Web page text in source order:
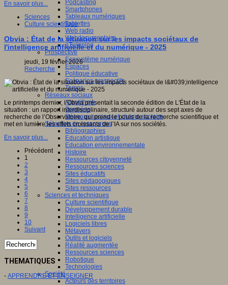
Podcasting
Smartphones
Tableaux numériques
Tablettes
Web radio
Webdocumentaire
eTwinning
Prospective
Ecosystème numérique
Espaces
Politique éducative
Scénarios prospectifs
Temps
Réseaux sociaux
Algorithme
Données
Réseaux sociaux et champ scolaire
Sélection de ressources
Bibliographies
Education artistique
Education environnementale
Histoire
Ressources citoyenneté
Ressources sciences
Sites éducatifs
Sites pédagogiques
Sites ressources
Sciences et techniques
Culture scientifique
Développement durable
Intelligence artificielle
Logiciels libres
Métavers
Outils et logiciels
Réalité augmentée
Ressources sciences
Robotique
Technologies
Société
Acteurs des territoires
En savoir plus...
Sciences
Culture scientifique
Obvia : État de la situation sur les impacts sociétaux de
l'intelligence artificielle et du numérique - 2025
jeudi, 19 février 2026
Recherche
Le printemps dernier, l’Obvia présentait la seconde édition de L'État de la
situation : un rapport interdisciplinaire, structuré autour des sept axes de
recherche de l’Observatoire, qui prend le pouls de la recherche scientifique et
met en lumière les effets croissants de l’IA sur nos sociétés.
En savoir plus...
Précédent
1
2
3
4
5
6
7
8
9
10
Suivant
THEMATIQUES
- APPRENDRE ET ENSEIGNER